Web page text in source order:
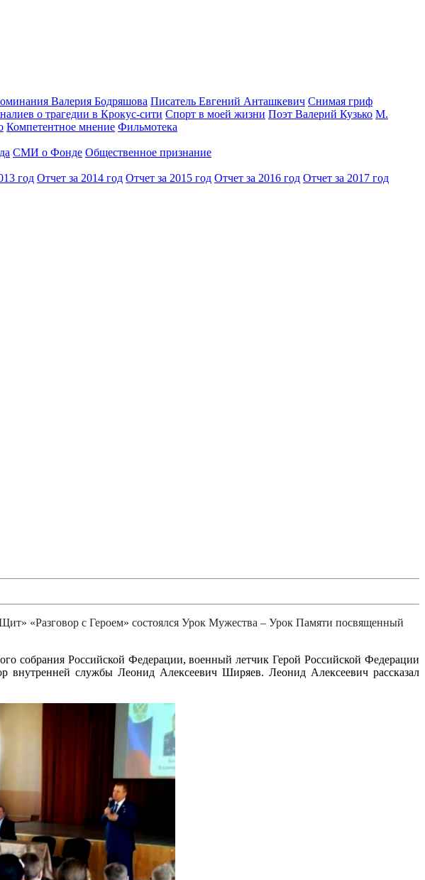
Валерия Бодряшова Писатель Евгений Анташкевич Снимая гриф
о трагедии в Крокус-сити Спорт в моей жизни Поэт Валерий Кузько М.
Компетентное мнение Фильмотека
СМИ о Фонде Общественное признание
год Отчет за 2014 год Отчет за 2015 год Отчет за 2016 год Отчет за 2017 год
«Разговор с Героем» состоялся Урок Мужества – Урок Памяти посвященный
собрания Российской Федерации, военный летчик Герой Российской Федерации
службы Леонид Алексеевич Ширяев. Леонид Алексеевич рассказал